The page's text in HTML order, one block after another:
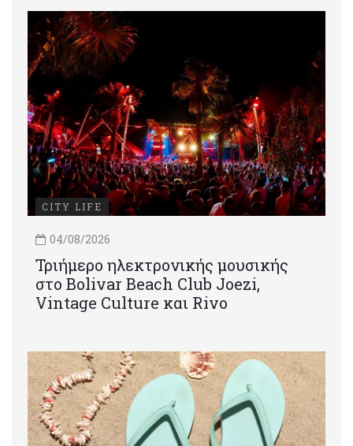
CITY LIFE
04/08/2026
Τριήμερο ηλεκτρονικής μουσικής
στο Bolivar Beach Club Joezi,
Vintage Culture και Rivo